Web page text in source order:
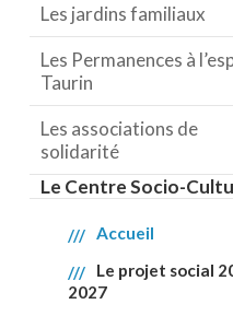
Les jardins familiaux
Les Permanences à
Taurin
Les associations de
solidarité
Le Centre Socio-
Accueil
Le projet social
2027